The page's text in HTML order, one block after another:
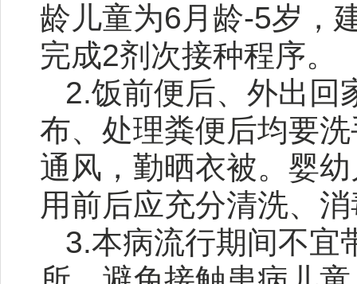
龄儿童为6月龄-5岁，
完成2剂次接种程序。
2.饭前便后、外出回
布、处理粪便后均要
通风，勤晒衣被。婴
用前后应充分清洗、
3.本病流行期间不宜